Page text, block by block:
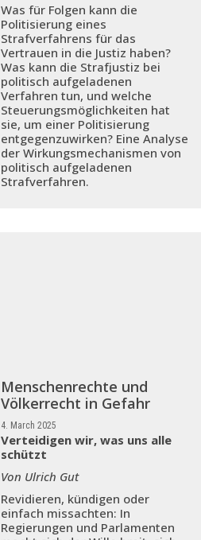
Was für Folgen kann die
Politisierung eines
Strafverfahrens für das
Vertrauen in die Justiz haben?
Was kann die Strafjustiz bei
politisch aufgeladenen
Verfahren tun, und welche
Steuerungsmöglichkeiten hat
sie, um einer Politisierung
entgegenzuwirken? Eine Analyse
der Wirkungsmechanismen von
politisch aufgeladenen
Strafverfahren.
Menschenrechte und
Völkerrecht in Gefahr
4. March 2025
Verteidigen wir, was uns alle
schützt
Von Ulrich Gut
Revidieren, kündigen oder
einfach missachten: In
Regierungen und Parlamenten